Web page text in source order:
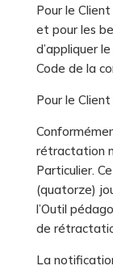
Pour le
et pour les
d’appliquer
Code de la
Pour le
rétractation
Particulier.
(quatorze)
l’Outil
de
La